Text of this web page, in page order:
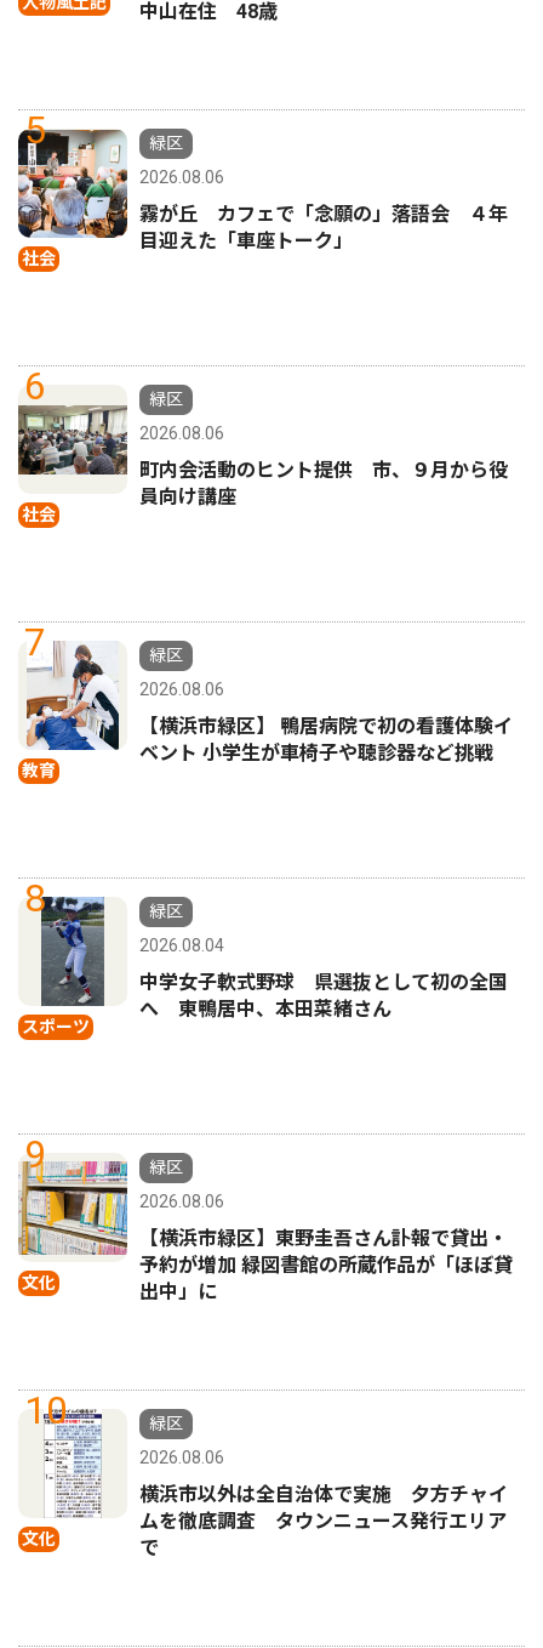
中山在住 48歳
5
社会
緑区
2026.08.06
霧が丘 カフェで「念願の」落語会 ４年
目迎えた「車座トーク」
6
社会
緑区
2026.08.06
町内会活動のヒント提供 市、９月から役
員向け講座
7
教育
緑区
2026.08.06
【横浜市緑区】 鴨居病院で初の看護体験イ
ベント 小学生が車椅子や聴診器など挑戦
8
スポーツ
緑区
2026.08.04
中学女子軟式野球 県選抜として初の全国
へ 東鴨居中、本田菜緒さん
9
文化
緑区
2026.08.06
【横浜市緑区】東野圭吾さん訃報で貸出・
予約が増加 緑図書館の所蔵作品が「ほぼ貸
出中」に
10
文化
緑区
2026.08.06
横浜市以外は全自治体で実施 夕方チャイ
ムを徹底調査 タウンニュース発行エリア
で